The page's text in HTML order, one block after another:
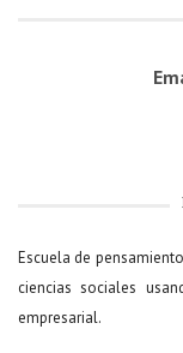
Escuela de
ciencias sociales
empresarial.